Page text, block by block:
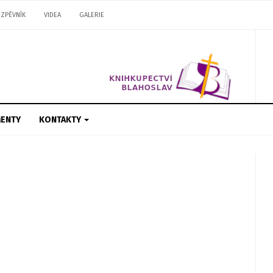
ZPĚVNÍK VIDEA GALERIE
KONTAKTY